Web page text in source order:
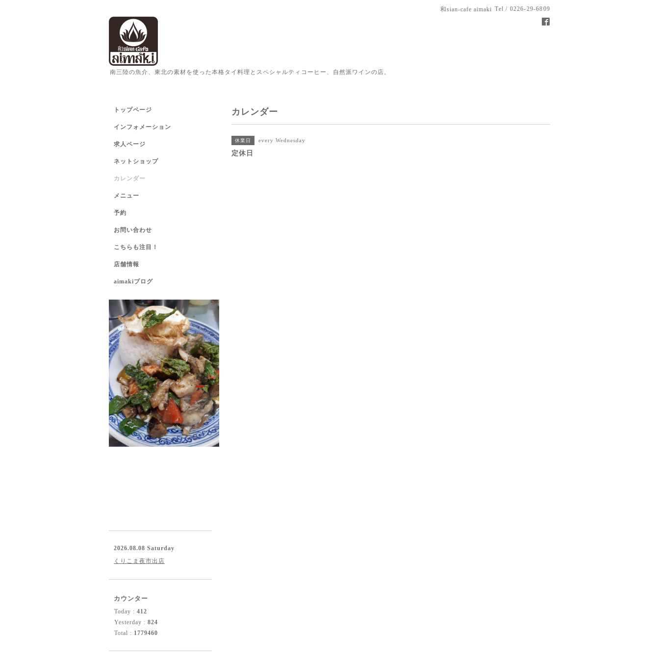
和sian-cafe aimaki Tel / 0226-29-6809
南三陸の魚介、東北の素材を使った本格タイ料理とスペシャルティコーヒー、自然派ワインの店。
カレンダー
休業日 every Wednesday
定休日
トップページ
インフォメーション
求人ページ
ネットショップ
カレンダー
メニュー
予約
お問い合わせ
こちらも注目！
店舗情報
aimakiブログ
2026.08.08 Saturday
くりこま夜市出店
カウンター
Today : 412
Yesterday : 824
Total : 1779460